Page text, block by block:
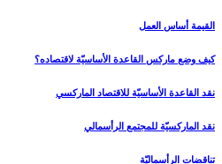
القيمة أساس العمل
كيف وضع ماركس القاعدة الأساسيّة لاقتصاده؟
نقد القاعدة الأساسيّة للاقتصاد الماركسي
نقد الماركسيّة للمجتمع الرأسمالي
تناقضات الرأسماليّة